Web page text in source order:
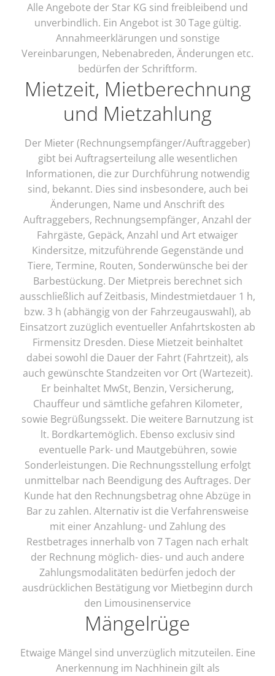
Alle Angebote der Star KG sind freibleibend und
unverbindlich. Ein Angebot ist 30 Tage gültig.
Annahmeerklärungen und sonstige
Vereinbarungen, Nebenabreden, Änderungen etc.
bedürfen der Schriftform.
Mietzeit, Mietberechnung
und Mietzahlung
Der Mieter (Rechnungsempfänger/Auftraggeber)
gibt bei Auftragserteilung alle wesentlichen
Informationen, die zur Durchführung notwendig
sind, bekannt. Dies sind insbesondere, auch bei
Änderungen, Name und Anschrift des
Auftraggebers, Rechnungsempfänger, Anzahl der
Fahrgäste, Gepäck, Anzahl und Art etwaiger
Kindersitze, mitzuführende Gegenstände und
Tiere, Termine, Routen, Sonderwünsche bei der
Barbestückung. Der Mietpreis berechnet sich
ausschließlich auf Zeitbasis, Mindestmietdauer 1 h,
bzw. 3 h (abhängig von der Fahrzeugauswahl), ab
Einsatzort zuzüglich eventueller Anfahrtskosten ab
Firmensitz Dresden. Diese Mietzeit beinhaltet
dabei sowohl die Dauer der Fahrt (Fahrtzeit), als
auch gewünschte Standzeiten vor Ort (Wartezeit).
Er beinhaltet MwSt, Benzin, Versicherung,
Chauffeur und sämtliche gefahren Kilometer,
sowie Begrüßungssekt. Die weitere Barnutzung ist
lt. Bordkartemöglich. Ebenso exclusiv sind
eventuelle Park- und Mautgebühren, sowie
Sonderleistungen. Die Rechnungsstellung erfolgt
unmittelbar nach Beendigung des Auftrages. Der
Kunde hat den Rechnungsbetrag ohne Abzüge in
Bar zu zahlen. Alternativ ist die Verfahrensweise
mit einer Anzahlung- und Zahlung des
Restbetrages innerhalb von 7 Tagen nach erhalt
der Rechnung möglich- dies- und auch andere
Zahlungsmodalitäten bedürfen jedoch der
ausdrücklichen Bestätigung vor Mietbeginn durch
den Limousinenservice
Mängelrüge
Etwaige Mängel sind unverzüglich mitzuteilen. Eine
Anerkennung im Nachhinein gilt als